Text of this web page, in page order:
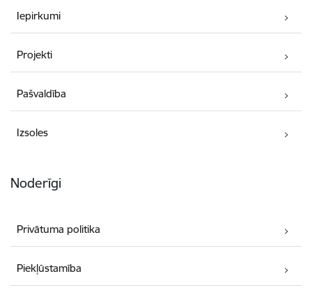
Iepirkumi
Projekti
Pašvaldība
Izsoles
Noderīgi
Privātuma politika
Piekļūstamība